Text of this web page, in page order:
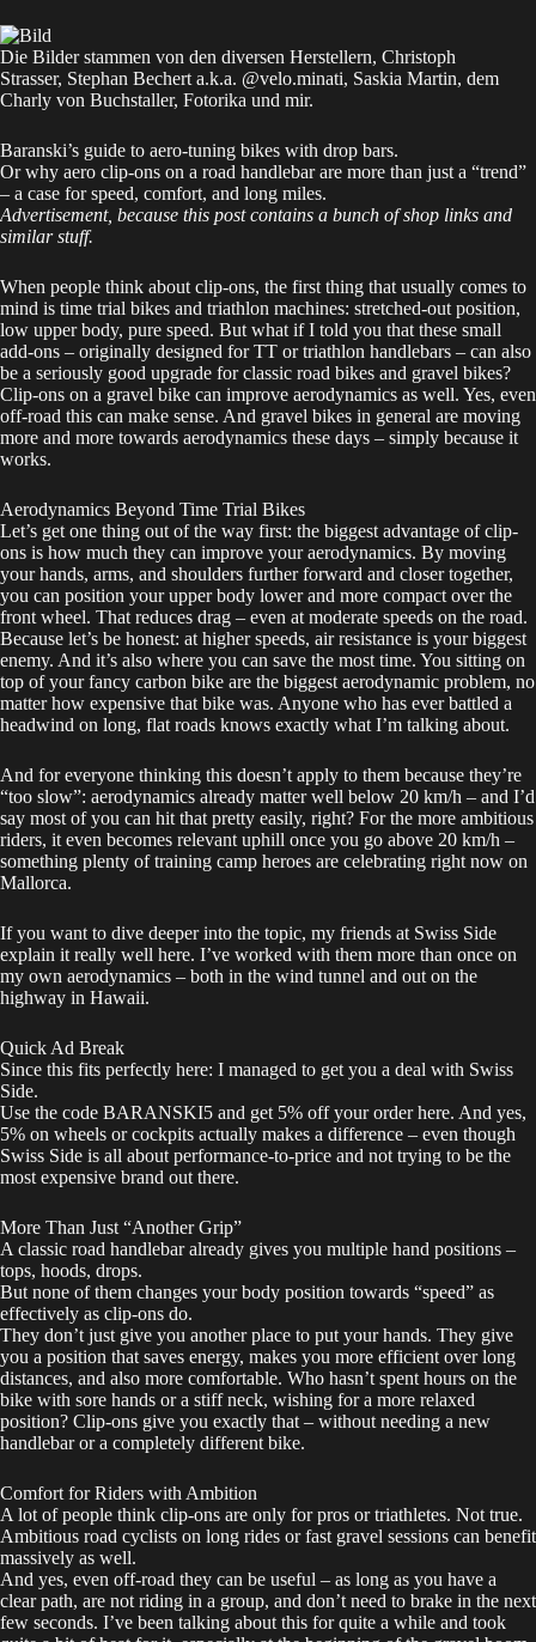
Die Bilder stammen von den diversen Herstellern, Christoph
Strasser, Stephan Bechert a.k.a. @velo.minati, Saskia Martin, dem
Charly von Buchstaller, Fotorika und mir.
Baranski’s guide to aero-tuning bikes with drop bars.
Or why aero clip-ons on a road handlebar are more than just a “trend”
– a case for speed, comfort, and long miles.
Advertisement, because this post contains a bunch of shop links and
similar stuff.
When people think about clip-ons, the first thing that usually comes to
mind is time trial bikes and triathlon machines: stretched-out position,
low upper body, pure speed. But what if I told you that these small
add-ons – originally designed for TT or triathlon handlebars – can also
be a seriously good upgrade for classic road bikes and gravel bikes?
Clip-ons on a gravel bike can improve aerodynamics as well. Yes, even
off-road this can make sense. And gravel bikes in general are moving
more and more towards aerodynamics these days – simply because it
works.
Aerodynamics Beyond Time Trial Bikes
Let’s get one thing out of the way first: the biggest advantage of clip-
ons is how much they can improve your aerodynamics. By moving
your hands, arms, and shoulders further forward and closer together,
you can position your upper body lower and more compact over the
front wheel. That reduces drag – even at moderate speeds on the road.
Because let’s be honest: at higher speeds, air resistance is your biggest
enemy. And it’s also where you can save the most time. You sitting on
top of your fancy carbon bike are the biggest aerodynamic problem, no
matter how expensive that bike was. Anyone who has ever battled a
headwind on long, flat roads knows exactly what I’m talking about.
And for everyone thinking this doesn’t apply to them because they’re
“too slow”: aerodynamics already matter well below 20 km/h – and I’d
say most of you can hit that pretty easily, right? For the more ambitious
riders, it even becomes relevant uphill once you go above 20 km/h –
something plenty of training camp heroes are celebrating right now on
Mallorca.
If you want to dive deeper into the topic, my friends at Swiss Side
explain it really well here. I’ve worked with them more than once on
my own aerodynamics – both in the wind tunnel and out on the
highway in Hawaii.
Quick Ad Break
Since this fits perfectly here: I managed to get you a deal with Swiss
Side.
Use the code BARANSKI5 and get 5% off your orderhere. And yes,
5% on wheels or cockpits actually makes a difference – even though
Swiss Side is all about performance-to-price and not trying to be the
most expensive brand out there.
More Than Just “Another Grip”
A classic road handlebar already gives you multiple hand positions –
tops, hoods, drops.
But none of them changes your body position towards “speed” as
effectively as clip-ons do.
They don’t just give you another place to put your hands. They give
you a position that saves energy, makes you more efficient over long
distances, and also more comfortable. Who hasn’t spent hours on the
bike with sore hands or a stiff neck, wishing for a more relaxed
position? Clip-ons give you exactly that – without needing a new
handlebar or a completely different bike.
Comfort for Riders with Ambition
A lot of people think clip-ons are only for pros or triathletes. Not true.
Ambitious road cyclists on long rides or fast gravel sessions can benefit
massively as well.
And yes, even off-road they can be useful – as long as you have a
clear path, are not riding in a group, and don’t need to brake in the next
few seconds. I’ve been talking about this for quite a while and took